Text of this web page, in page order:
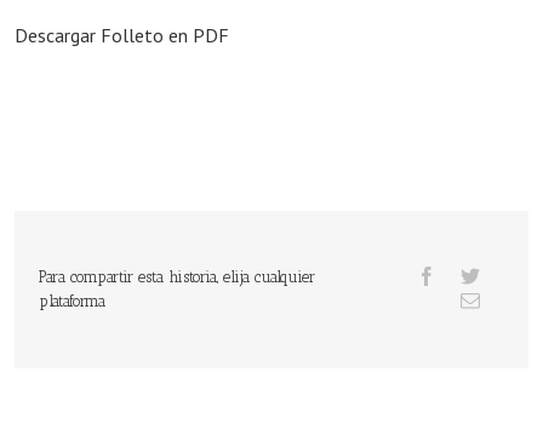
Descargar Folleto en PDF
Para compartir esta historia, elija cualquier
plataforma